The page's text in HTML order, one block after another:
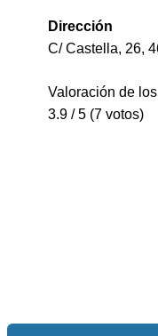
Dirección
C/ Castella, 26,
Valoración de
3.9 / 5 (7 votos)